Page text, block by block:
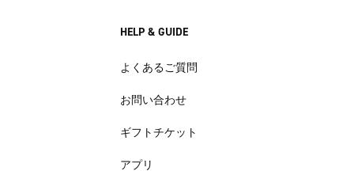
HELP & GUIDE
よくあるご質問
お問い合わせ
ギフトチケット
アプリ